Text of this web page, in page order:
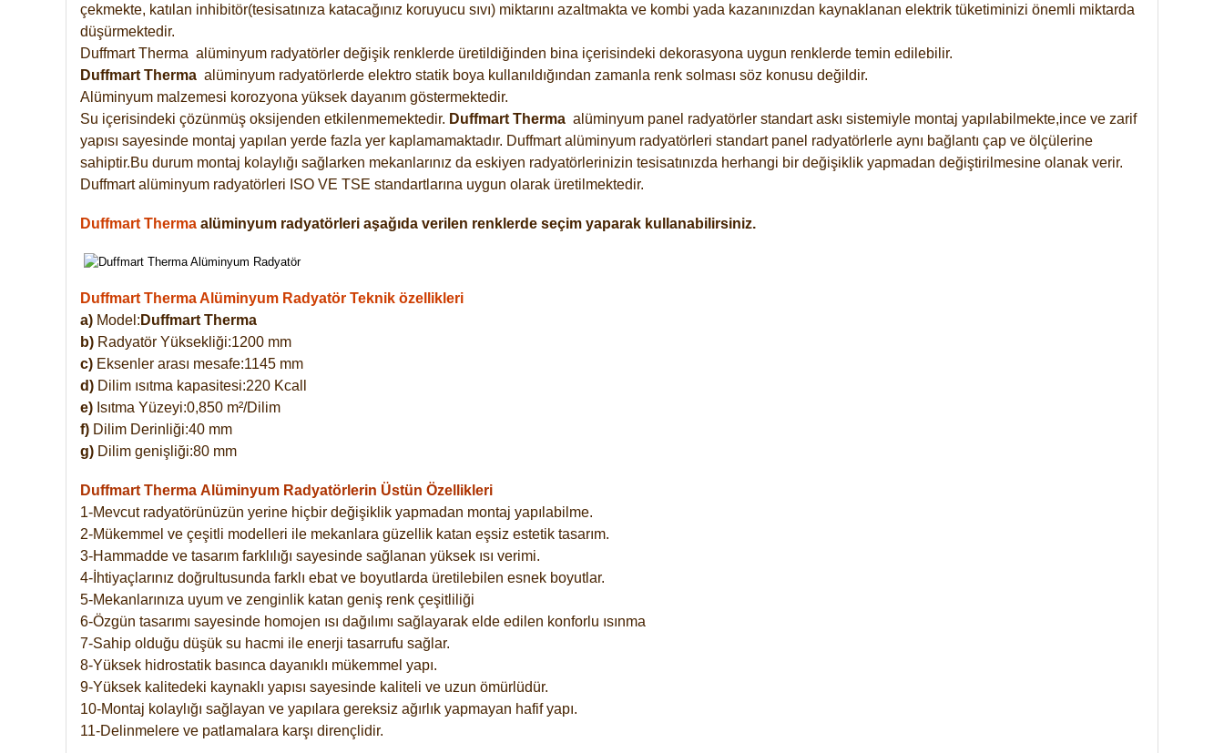
çekmekte, katılan inhibitör(tesisatınıza katacağınız koruyucu sıvı) miktarını azaltmakta ve kombi yada kazanınızdan kaynaklanan elektrik tüketiminizi önemli miktarda
düşürmektedir.
Duffmart Therma alüminyum radyatörler değişik renklerde üretildiğinden bina içerisindeki dekorasyona uygun renklerde temin edilebilir.
Duffmart Therma alüminyum radyatörlerde elektro statik boya kullanıldığından zamanla renk solması söz konusu değildir.
Alüminyum malzemesi korozyona yüksek dayanım göstermektedir.
Su içerisindeki çözünmüş oksijenden etkilenmemektedir. Duffmart Therma alüminyum panel radyatörler standart askı sistemiyle montaj yapılabilmekte,ince ve zarif
yapısı sayesinde montaj yapılan yerde fazla yer kaplamamaktadır. Duffmart alüminyum radyatörleri standart panel radyatörlerle aynı bağlantı çap ve ölçülerine
sahiptir.Bu durum montaj kolaylığı sağlarken mekanlarınız da eskiyen radyatörlerinizin tesisatınızda herhangi bir değişiklik yapmadan değiştirilmesine olanak verir.
Duffmart alüminyum radyatörleri ISO VE TSE standartlarına uygun olarak üretilmektedir.
Duffmart Therma alüminyum radyatörleri aşağıda verilen renklerde seçim yaparak kullanabilirsiniz.
Duffmart Therma Alüminyum Radyatör Teknik özellikleri
a) Model: Duffmart Therma
b) Radyatör Yüksekliği:1200 mm
c) Eksenler arası mesafe:1145 mm
d) Dilim ısıtma kapasitesi:220 Kcall
e) Isıtma Yüzeyi:0,850 m²/Dilim
f) Dilim Derinliği:40 mm
g) Dilim genişliği:80 mm
Duffmart Therma Alüminyum Radyatörlerin Üstün Özellikleri
1-Mevcut radyatörünüzün yerine hiçbir değişiklik yapmadan montaj yapılabilme.
2-Mükemmel ve çeşitli modelleri ile mekanlara güzellik katan eşsiz estetik tasarım.
3-Hammadde ve tasarım farklılığı sayesinde sağlanan yüksek ısı verimi.
4-İhtiyaçlarınız doğrultusunda farklı ebat ve boyutlarda üretilebilen esnek boyutlar.
5-Mekanlarınıza uyum ve zenginlik katan geniş renk çeşitliliği
6-Özgün tasarımı sayesinde homojen ısı dağılımı sağlayarak elde edilen konforlu ısınma
7-Sahip olduğu düşük su hacmi ile enerji tasarrufu sağlar.
8-Yüksek hidrostatik basınca dayanıklı mükemmel yapı.
9-Yüksek kalitedeki kaynaklı yapısı sayesinde kaliteli ve uzun ömürlüdür.
10-Montaj kolaylığı sağlayan ve yapılara gereksiz ağırlık yapmayan hafif yapı.
11-Delinmelere ve patlamalara karşı dirençlidir.